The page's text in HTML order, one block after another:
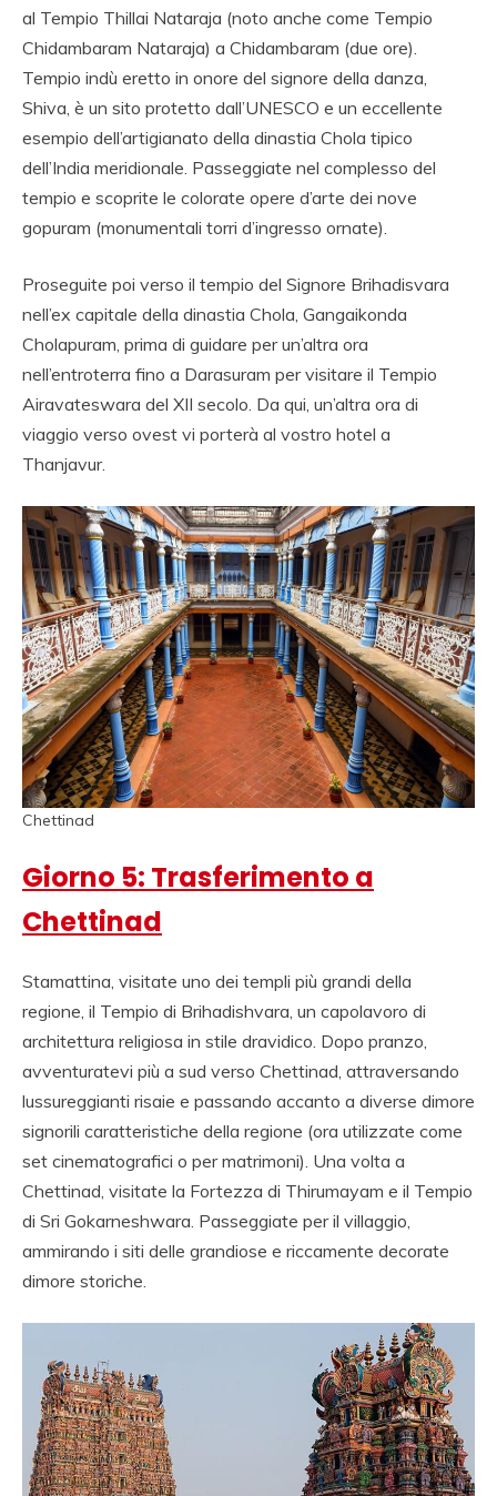
al Tempio Thillai Nataraja (noto anche come Tempio
Chidambaram Nataraja) a Chidambaram (due ore).
Tempio indù eretto in onore del signore della danza,
Shiva, è un sito protetto dall’UNESCO e un eccellente
esempio dell’artigianato della dinastia Chola tipico
dell’India meridionale. Passeggiate nel complesso del
tempio e scoprite le colorate opere d’arte dei nove
gopuram (monumentali torri d’ingresso ornate).
Proseguite poi verso il tempio del Signore Brihadisvara
nell’ex capitale della dinastia Chola, Gangaikonda
Cholapuram, prima di guidare per un’altra ora
nell’entroterra fino a Darasuram per visitare il Tempio
Airavateswara del XII secolo. Da qui, un’altra ora di
viaggio verso ovest vi porterà al vostro hotel a
Thanjavur.
Chettinad
Giorno 5: Trasferimento a
Chettinad
Stamattina, visitate uno dei templi più grandi della
regione, il Tempio di Brihadishvara, un capolavoro di
architettura religiosa in stile dravidico. Dopo pranzo,
avventuratevi più a sud verso Chettinad, attraversando
lussureggianti risaie e passando accanto a diverse dimore
signorili caratteristiche della regione (ora utilizzate come
set cinematografici o per matrimoni). Una volta a
Chettinad, visitate la Fortezza di Thirumayam e il Tempio
di Sri Gokarneshwara. Passeggiate per il villaggio,
ammirando i siti delle grandiose e riccamente decorate
dimore storiche.